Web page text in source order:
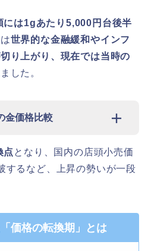
には1gあたり5,000円台後半
世界的な金融緩和やインフ
り上がり、現在では当時の
した。
金価格比較
点 となり、国内の店頭小売価
するなど、上昇の勢いが一段
価格の転換期」とは